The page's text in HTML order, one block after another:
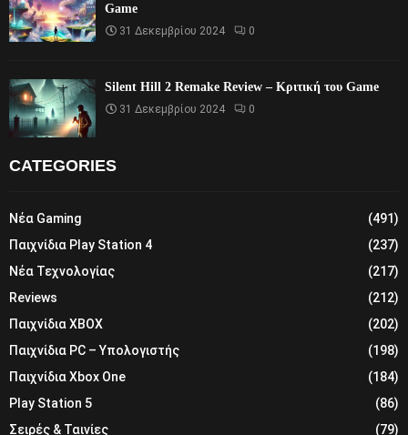
Game
31 Δεκεμβρίου 2024 0
Silent Hill 2 Remake Review – Κριτική του Game
31 Δεκεμβρίου 2024 0
CATEGORIES
Νέα Gaming
(491)
Παιχνίδια Play Station 4
(237)
Νέα Τεχνολογίας
(217)
Reviews
(212)
Παιχνίδια XBOX
(202)
Παιχνίδια PC – Υπολογιστής
(198)
Παιχνίδια Xbox One
(184)
Play Station 5
(86)
Σειρές & Ταινίες
(79)